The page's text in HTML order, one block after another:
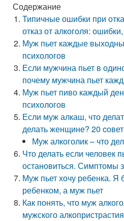
Содержание
Типичные ошибки при
отказ от алкоголя:
Муж пьет каждые
психологов
Если мужчина пьет в
почему мужчина пьет
Муж пьет пиво каждый
психологов
Если муж алкаш, что
делать женщине? 20
Муж алкоголик – что
Что делать если человек
остановиться. Симптомы
Муж пьет хочу ребенка.
ребенком, а муж пьет
Как понять, что муж
мужского алкопристрастия